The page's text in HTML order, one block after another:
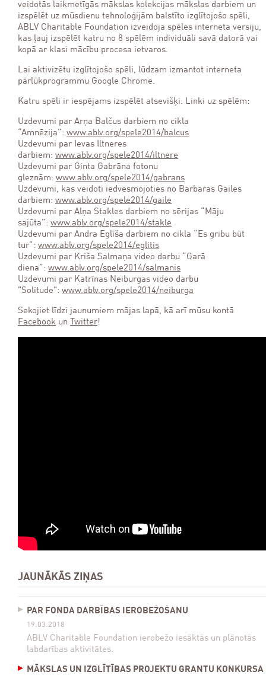
veidotās laikmetīgās mākslas kolekcijas mākslas darbiem un
izspēlēt uz mūsdienu tehnoloģijām balstīto izglītojošo spēli,
ABLV Charitable Foundation izveidoja spēles interneta versiju,
kas ļauj izspēlēt katru no 8 spēlēm individuāli savā datorā vai
kopā ar klasi mācību procesa ietvaros.
Lai aktivizētu izglītojošo spēli, lūdzam izmantot interneta
pārlūkprogrammu Google Chrome.
Katru spēli ir iespējams izspēlēt atsevišķi. Linki uz spēlēm:
Uzdevumi par Arņa Balčus darbiem no cikla
“Amnēzija”: www.ablv.org/spele2014/balcus
Uzdevumi par Ievas Iltneres
darbiem: www.ablv.org/spele2014/iltnere
Uzdevumi par Ginta Gabrāna fotonu
gleznām: www.ablv.org/spele2014/gabrans
Uzdevumi, kas veidoti iedvesmojoties no Barbaras Gailes
darbiem: www.ablv.org/spele2014/gaile
Uzdevumi par Alņa Stakles darbiem no sērijas “Māju
sajūta”: www.ablv.org/spele2014/stakle
Uzdevumi par Andra Eglīša darbiem no cikla “Es gribu būt
tur”: www.ablv.org/spele2014/eglitis
Uzdevumi par Kriša Salmaņa video darbu “Garā
diena”: www.ablv.org/spele2014/salmanis
Uzdevumi par Katrīnas Neiburgas video darbu
"Solitude": www.ablv.org/spele2014/neiburga
Sekojiet līdzi jaunumiem mājas lapā, kā arī mūsu kontā
Facebook un Twitter!
JAUNĀKĀS ZIŅAS
PAR FONDA DARBĪBAS IEROBEŽOŠANU
19.03.2018
ABLV Charitable Foundation ierobežo iesāktās un plānotās
labdarības aktivitātes.
MĀKSLAS UN IZGLĪTĪBAS PROJEKTU GRANTU KONKURSA